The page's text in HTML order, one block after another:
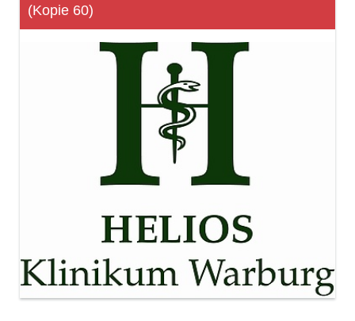
(Kopie 60)